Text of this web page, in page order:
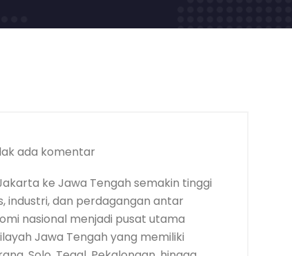
ada komentar
ke Jawa Tengah semakin tinggi
industri, dan perdagangan antar
nasional menjadi pusat utama
Jawa Tengah yang memiliki